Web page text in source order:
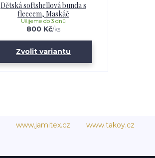
Dětská softshellová bunda s
fleecem, Maskáč
800 Kč/ks
Ušijeme do 3 dnů
Zvolit variantu
www.jamitex.cz www.takoy.cz